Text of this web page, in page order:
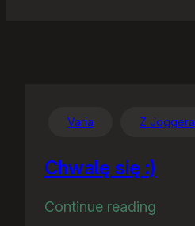
Varia Z Joggera
Chwalę się :)
Continue reading